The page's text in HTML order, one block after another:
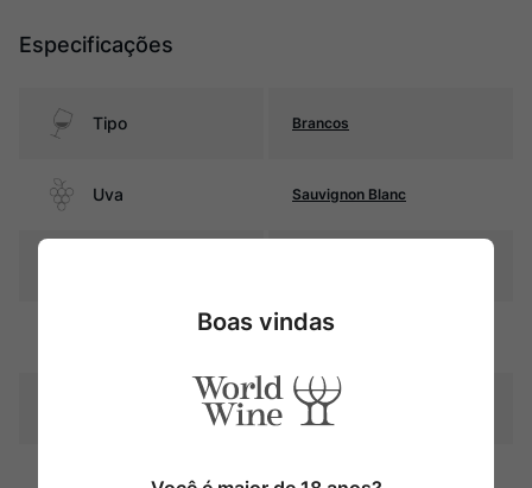
Especificações
Tipo Brancos
Uva Sauvignon Blanc
Valle del Maule
Chile
Boas vindas